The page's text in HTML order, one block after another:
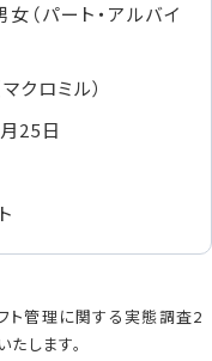
（パート・アルバイ
クロミル）
25日
ト管理に関する実態調査2
します。